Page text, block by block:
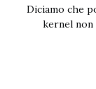
Diciamo che
kernel non